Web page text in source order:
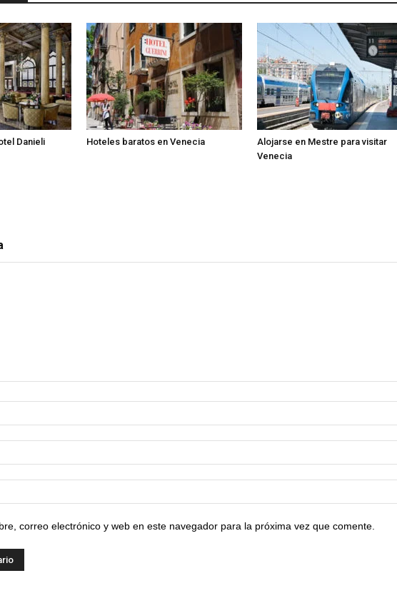
Danieli Hoteles baratos en Venecia
Alojarse en Mestre para visitar
Venecia
correo electrónico y web en este navegador para la próxima vez que comente.